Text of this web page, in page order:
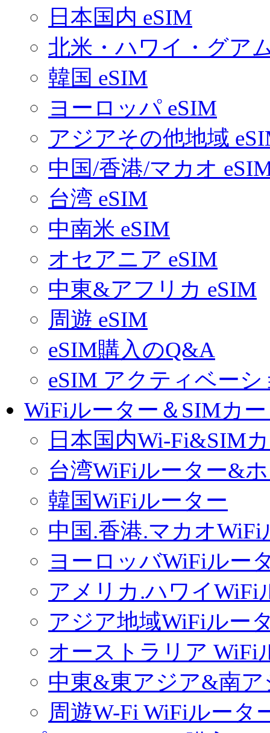
日本国内 eSIM
北米・ハワイ・グア
韓国 eSIM
ヨーロッパ eSIM
アジアその他地域
中国/香港/マカオ
台湾 eSIM
中南米 eSIM
オセアニア eSIM
中東&アフリカ eSIM
周遊 eSIM
eSIM購入のQ&A
eSIM アクティベー
WiFiルーター＆SIMカ
日本国内Wi-Fi&SIM
台湾WiFiルーター&
韓国WiFiルーター
中国.香港.マカオWiFi
ヨーロッバWiFiルー
アメリカ.ハワイWiFi
アジア地域WiFiルー
オーストラリア WiFi
中東&東アジア&南
周遊W-Fi WiFiルータ